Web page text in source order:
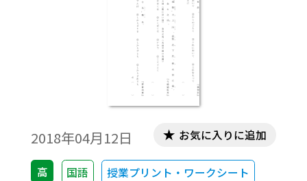
2018年04月12日
高 国語 授業プリント・ワークシート
お気に入りに追加